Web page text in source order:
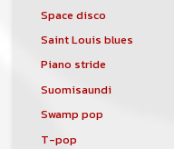
Space disco
Saint Louis blues
Piano stride
Suomisaundi
Swamp pop
T-pop